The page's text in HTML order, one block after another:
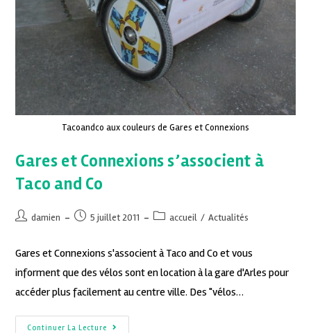
Tacoandco aux couleurs de Gares et Connexions
Gares et Connexions s’associent à
Taco and Co
damien 5 juillet 2011 accueil / Actualités
Gares et Connexions s'associent à Taco and Co et vous
informent que des vélos sont en location à la gare d'Arles pour
accéder plus facilement au centre ville. Des "vélos…
Continuer La Lecture